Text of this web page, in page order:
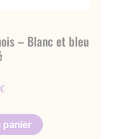
– Blanc et bleu
€
panier